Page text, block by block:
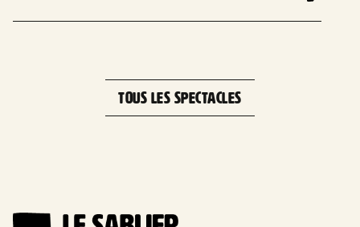
TOUS LES SPECTACLES